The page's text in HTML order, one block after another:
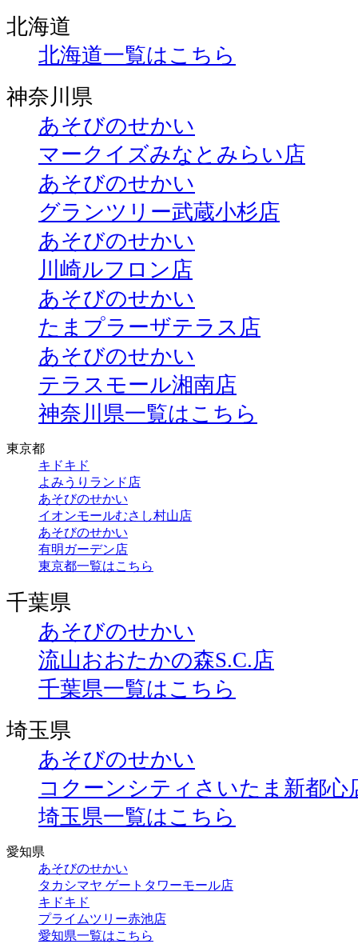
北海道
北海道一覧はこちら
神奈川県
あそびのせかい
マークイズみなとみらい店
あそびのせかい
グランツリー武蔵小杉店
あそびのせかい
川崎ルフロン店
あそびのせかい
たまプラーザテラス店
あそびのせかい
テラスモール湘南店
神奈川県一覧はこちら
東京都
キドキド
よみうりランド店
あそびのせかい
イオンモールむさし村山店
あそびのせかい
有明ガーデン店
東京都一覧はこちら
千葉県
あそびのせかい
流山おおたかの森S.C.店
千葉県一覧はこちら
埼玉県
あそびのせかい
コクーンシティさいたま新都心
埼玉県一覧はこちら
愛知県
あそびのせかい
タカシマヤ ゲートタワーモール店
キドキド
プライムツリー赤池店
愛知県一覧はこちら